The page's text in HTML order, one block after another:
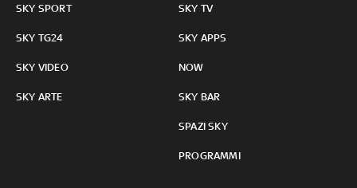
SKY SPORT
SKY TG24
SKY VIDEO
SKY ARTE
SKY TV
SKY APPS
NOW
SKY BAR
SPAZI SKY
PROGRAMMI